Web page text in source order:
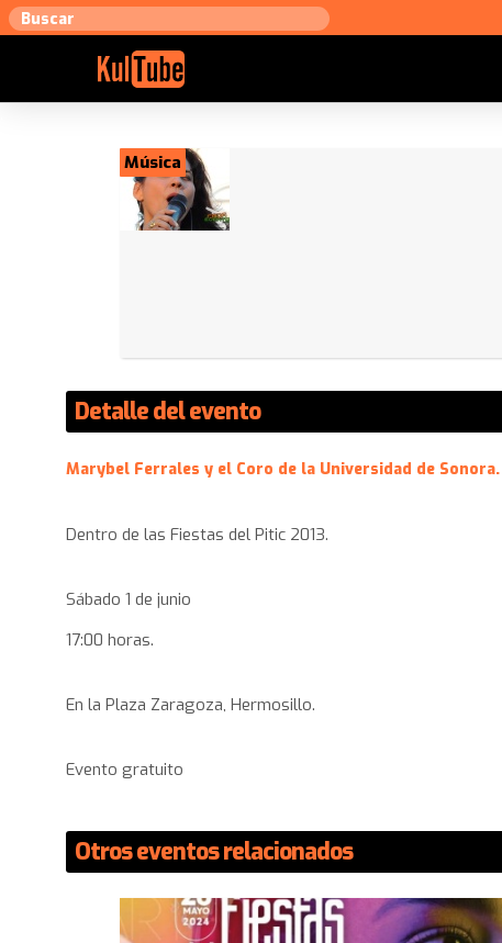
Música
Detalle del evento
Marybel Ferrales y el Coro de la Universidad de Sonora.
Dentro de las Fiestas del Pitic 2013.
Sábado 1 de junio
17:00 horas.
En la Plaza Zaragoza, Hermosillo.
Evento gratuito
Otros eventos relacionados